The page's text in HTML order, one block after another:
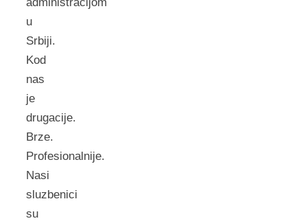
u
Srbiji.
Kod
nas
je
drugacije.
Brze.
Profesionalnije.
Nasi
sluzbenici
su